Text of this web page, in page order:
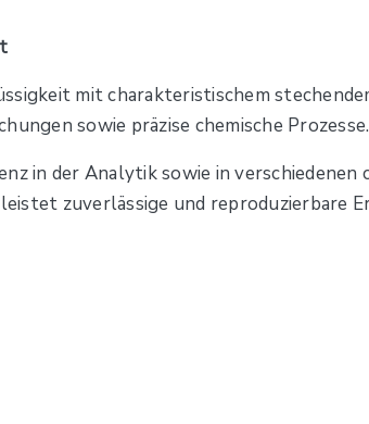
mit charakteristischem
sowie präzise chemische Prozesse.
in der Analytik sowie in verschiedenen
zuverlässige und reproduzierbare